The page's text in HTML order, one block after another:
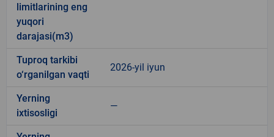
limitlarining eng
yuqori
darajasi(m3)
Tuproq tarkibi
o‘rganilgan vaqti
2026-yil iyun
Yerning
ixtisosligi
—